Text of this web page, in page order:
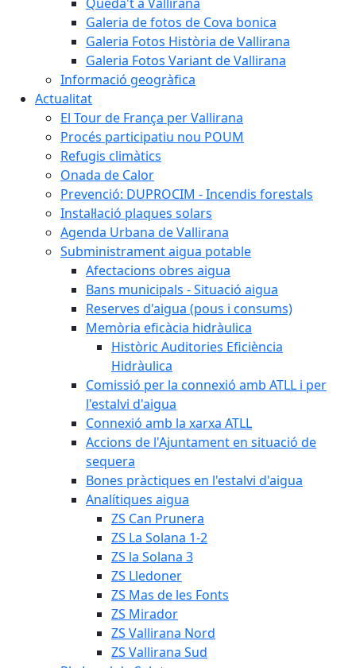
Galeria de fotos de Cova bonica
Galeria Fotos Història de Vallirana
Galeria Fotos Variant de Vallirana
Informació geogràfica
Actualitat
El Tour de França per Vallirana
Procés participatiu nou POUM
Refugis climàtics
Onada de Calor
Prevenció: DUPROCIM - Incendis forestals
Instal·lació plaques solars
Agenda Urbana de Vallirana
Subministrament aigua potable
Afectacions obres aigua
Bans municipals - Situació aigua
Reserves d'aigua (pous i consums)
Memòria eficàcia hidràulica
Històric Auditories Eficiència
Hidràulica
Comissió per la connexió amb ATLL i per
l'estalvi d'aigua
Connexió amb la xarxa ATLL
Accions de l'Ajuntament en situació de
sequera
Bones pràctiques en l'estalvi d'aigua
Analítiques aigua
ZS Can Prunera
ZS La Solana 1-2
ZS la Solana 3
ZS Lledoner
ZS Mas de les Fonts
ZS Mirador
ZS Vallirana Nord
ZS Vallirana Sud